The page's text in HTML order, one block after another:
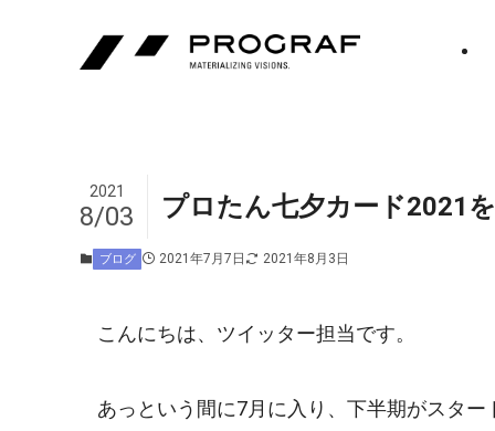
プロたん七夕カード2021
2021
8/03
ブログ 2021年7月7日 2021年8月3日
こんにちは、ツイッター担当です。
あっという間に7月に入り、下半期がスター